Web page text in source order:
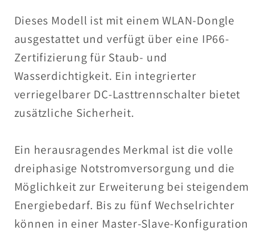
h
s
e
l
c
t
e
r
r
i
c
h
t
r
Dieses Modell ist mit einem WLAN-Dongle
ausgestattet und verfügt über eine IP66-
Zertifizierung für Staub- und
Wasserdichtigkeit. Ein integrierter
verriegelbarer DC-Lasttrennschalter bietet
zusätzliche Sicherheit.
Ein herausragendes Merkmal ist die volle
dreiphasige Notstromversorgung und die
Möglichkeit zur Erweiterung bei steigendem
Energiebedarf. Bis zu fünf Wechselrichter
können in einer Master-Slave-Konfiguration